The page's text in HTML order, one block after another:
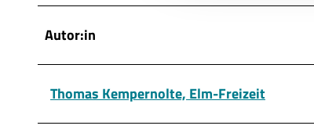
w
Autor:in
Thomas Kempernolte, Elm-Freizeit